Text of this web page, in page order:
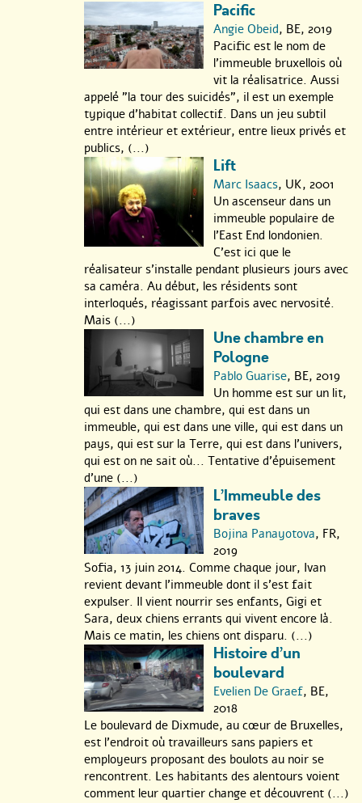
Pacific
Angie Obeid, BE, 2019
Pacific est le nom de
l’immeuble bruxellois où
vit la réalisatrice. Aussi
appelé "la tour des suicidés", il est un exemple
typique d’habitat collectif. Dans un jeu subtil
entre intérieur et extérieur, entre lieux privés et
publics, (...)
Lift
Marc Isaacs, UK, 2001
Un ascenseur dans un
immeuble populaire de
l’East End londonien.
C’est ici que le
réalisateur s’installe pendant plusieurs jours avec
sa caméra. Au début, les résidents sont
interloqués, réagissant parfois avec nervosité.
Mais (...)
Une chambre en
Pologne
Pablo Guarise, BE, 2019
Un homme est sur un lit,
qui est dans une chambre, qui est dans un
immeuble, qui est dans une ville, qui est dans un
pays, qui est sur la Terre, qui est dans l’univers,
qui est on ne sait où... Tentative d’épuisement
d’une (...)
L’Immeuble des
braves
Bojina Panayotova, FR,
2019
Sofia, 13 juin 2014. Comme chaque jour, Ivan
revient devant l’immeuble dont il s’est fait
expulser. Il vient nourrir ses enfants, Gigi et
Sara, deux chiens errants qui vivent encore là.
Mais ce matin, les chiens ont disparu. (...)
Histoire d’un
boulevard
Evelien De Graef, BE,
2018
Le boulevard de Dixmude, au cœur de Bruxelles,
est l’endroit où travailleurs sans papiers et
employeurs proposant des boulots au noir se
rencontrent. Les habitants des alentours voient
comment leur quartier change et découvrent (...)